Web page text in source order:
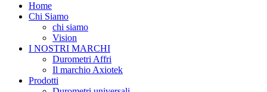
Home
Chi Siamo
chi siamo
Vision
I NOSTRI MARCHI
Durometri Affri
Il marchio Axiotek
Prodotti